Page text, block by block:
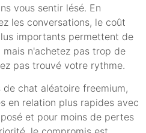
vous sentir lésé. En
les conversations, le coût
importants permettent de
n'achetez pas trop de
pas trouvé votre rythme.
chat aléatoire freemium,
en relation plus rapides avec
et pour moins de pertes